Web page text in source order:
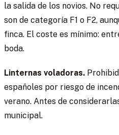
la salida de los novios. No
son de categoría F1 o F2,
finca. El coste es mínimo:
boda.
Linternas voladoras.
españoles por riesgo de
verano. Antes de
municipal.